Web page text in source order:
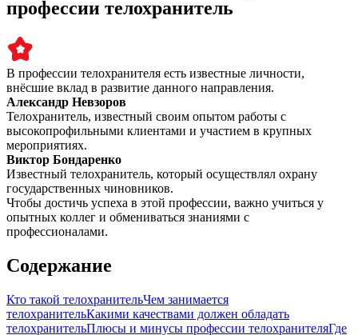
профессии телохранитель
В профессии телохранителя есть известные личности,
внёсшие вклад в развитие данного направления.
Александр Невзоров
Телохранитель, известный своим опытом работы с
высокопрофильными клиентами и участием в крупных
мероприятиях.
Виктор Бондаренко
Известный телохранитель, который осуществлял охрану
государственных чиновников.
Чтобы достичь успеха в этой профессии, важно учиться у
опытных коллег и обмениваться знаниями с
профессионалами.
Содержание
Кто такой телохранительЧем занимается
телохранительКакими качествами должен обладать
телохранительПлюсы и минусы профессии телохранителяГде